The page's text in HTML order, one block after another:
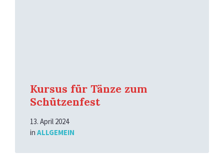
Kursus für Tänze zum
Schützenfest
13. April 2024
in ALLGEMEIN